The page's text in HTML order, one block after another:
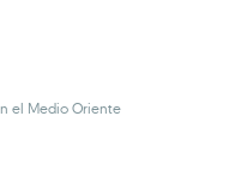
el Medio Oriente